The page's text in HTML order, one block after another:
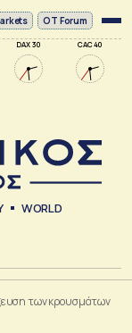
DAX 30 CAC 40
OT Forum
WORLD
των κρουσμάτων